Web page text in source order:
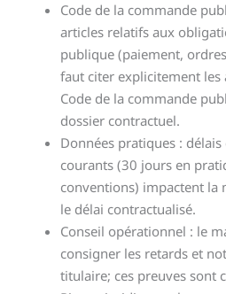
Code de la commande
articles relatifs aux
publique (paiement,
faut citer explicitement les
Code de la commande
dossier contractuel.
Données pratiques :
courants (30 jours en
conventions) impactent
le délai contractualisé.
Conseil opérationnel : le
consigner les retards et
titulaire; ces preuves sont